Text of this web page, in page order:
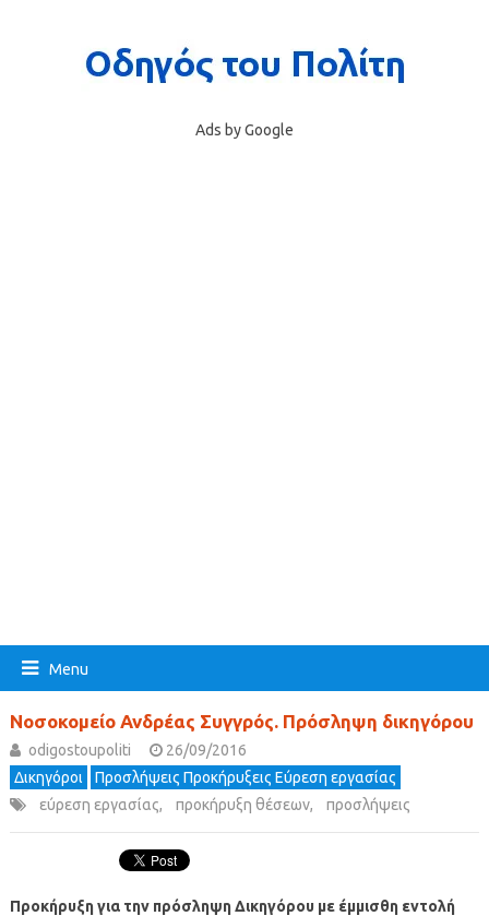
Ads by Google
Menu
Νοσοκομείο Ανδρέας Συγγρός. Πρόσληψη δικηγόρου
odigostoupoliti
26/09/2016
Δικηγόροι
Προσλήψεις Προκήρυξεις Εύρεση εργασίας
εύρεση εργασίας, προκήρυξη θέσεων, προσλήψεις
Προκήρυξη για την πρόσληψη Δικηγόρου με έμμισθη εντολή